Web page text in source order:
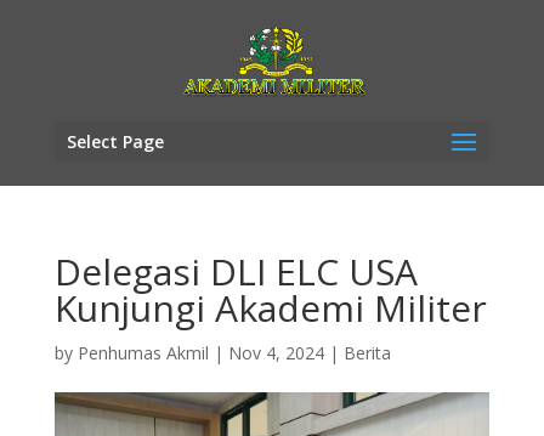
Select Page
Delegasi DLI ELC USA
Kunjungi Akademi Militer
by Penhumas Akmil | Nov 4, 2024| Berita